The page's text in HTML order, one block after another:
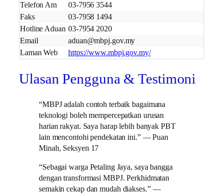
Telefon Am
03-7956 3544
Faks
03-7958 1494
Hotline Aduan 03-7954 2020
Email
aduan@mbpj.gov.my
Laman Web
https://www.mbpj.gov.my/
Ulasan Pengguna & Testimoni
“MBPJ adalah contoh terbaik bagaimana
teknologi boleh mempercepatkan urusan
harian rakyat. Saya harap lebih banyak PBT
lain mencontohi pendekatan ini.” — Puan
Minah, Seksyen 17
“Sebagai warga Petaling Jaya, saya bangga
dengan transformasi MBPJ. Perkhidmatan
semakin cekap dan mudah diakses.” —